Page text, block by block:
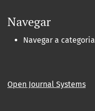
Navegar
Navegar a categoria
Open Journal Systems